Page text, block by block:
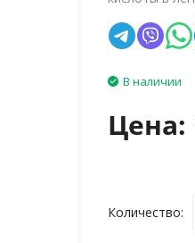
В наличии
Цена:
Количество: